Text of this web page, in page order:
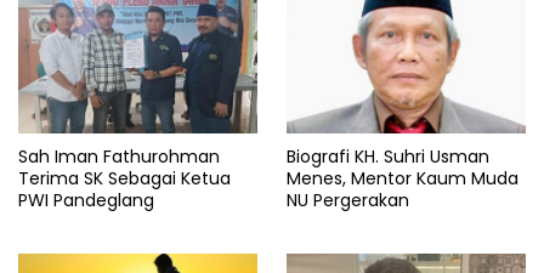
Sah Iman Fathurohman
Terima SK Sebagai Ketua
PWI Pandeglang
Biografi KH. Suhri Usman
Menes, Mentor Kaum Muda
NU Pergerakan